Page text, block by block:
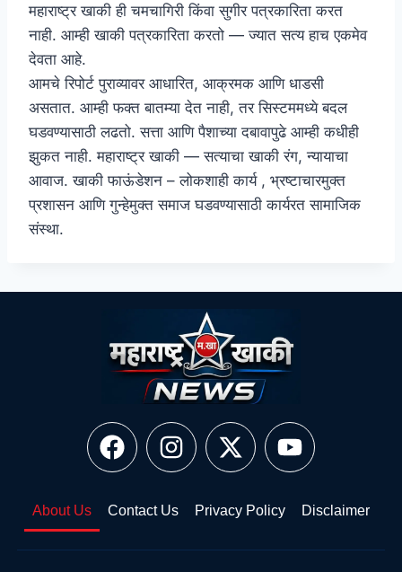
महाराष्ट्र खाकी ही चमचागिरी किंवा सुगीर पत्रकारिता करत
नाही. आम्ही खाकी पत्रकारिता करतो — ज्यात सत्य हाच एकमेव
देवता आहे.
आमचे रिपोर्ट पुराव्यावर आधारित, आक्रमक आणि धाडसी
असतात. आम्ही फक्त बातम्या देत नाही, तर सिस्टममध्ये बदल
घडवण्यासाठी लढतो. सत्ता आणि पैशाच्या दबावापुढे आम्ही कधीही
झुकत नाही. महाराष्ट्र खाकी — सत्याचा खाकी रंग, न्यायाचा
आवाज. खाकी फाऊंडेशन – लोकशाही कार्य , भ्रष्टाचारमुक्त
प्रशासन आणि गुन्हेमुक्त समाज घडवण्यासाठी कार्यरत सामाजिक
संस्था.
About Us Contact Us Privacy Policy Disclaimer